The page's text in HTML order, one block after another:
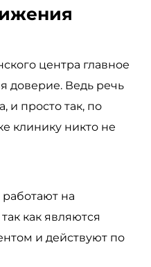
центра главное
доверие. Ведь речь
и просто так, по
клинику никто не
на
как являются
и действуют по